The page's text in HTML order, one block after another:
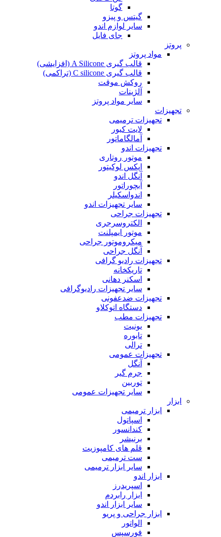
گوتا
گیتس و پیزو
سایر لوازم اندو
جای فایل
پروتز
مواد پروتز
قالب گیری A Silicone (افزایشی)
قالب گیری C silicone (تراکمی)
روکش موقت
آلژینات
سایر مواد پروتز
تجهیزات
تجهیزات ترمیمی
لایت کیور
آمالگاماتور
تجهیزات اندو
موتور روتاری
اپکس لوکیتور
آنگل اندو
آبچوراتور
اندواسکیلر
سایر تجهیزات اندو
تجهیزات جراحی
الکتروسرجری
موتور ایمپلنت
میکروموتور جراحی
آنگل جراحی
تجهیزات رادیو گرافی
تاریکخانه
اسکنر دهانی
سایر تجهیزات رادیوگرافی
تجهیزات ضدعفونی
دستگاه اتوکلاو
تجهیزات مطب
یونیت
تابوره
ترالی
تجهیزات عمومی
آنگل
جرم گیر
توربین
سایر تجهیزات عمومی
ابزار
ابزار ترمیمی
اسپاتول
کندانسور
برنیشر
قلم های کامپوزیت
ست ترمیمی
سایر ابزار ترمیمی
ابزار اندو
اسپریدرز
ابزار رابردم
سایر ابزار اندو
ابزار جراحی و پریو
الواتور
فورسپس